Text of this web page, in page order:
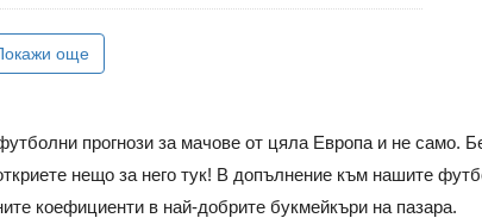
още
прогнози за мачове от цяла Европа и не само.
нещо за него тук! В допълнение към нашите
коефициенти в най-добрите букмейкъри на пазара.